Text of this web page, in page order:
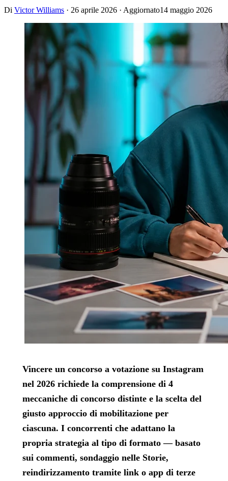
Di Victor Williams · 26 aprile 2026 · Aggiornato14 maggio 2026
Vincere un concorso a votazione su Instagram
nel 2026 richiede la comprensione di 4
meccaniche di concorso distinte e la scelta del
giusto approccio di mobilitazione per
ciascuna. I concorrenti che adattano la
propria strategia al tipo di formato — basato
sui commenti, sondaggio nelle Storie,
reindirizzamento tramite link o app di terze